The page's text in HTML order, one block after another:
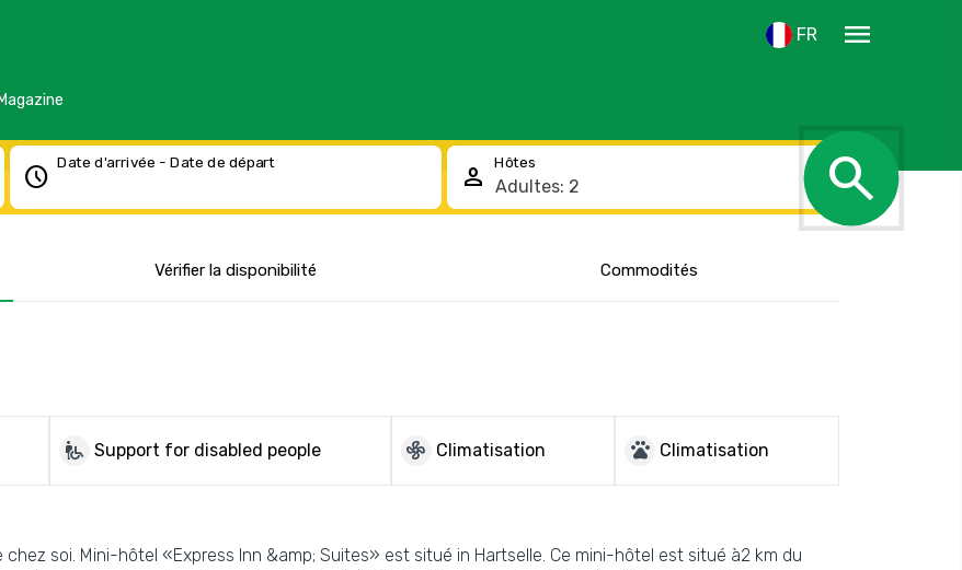
FR menu
Magazine
schedule Date d'arrivée - Date de départ person Hôtes search
Vérifier la disponibilité Commoditésl'emplacement
wheelchair_pickup Support for disabled people mode_fan Climatisation pets Climatisation
soi. Mini-hôtel «Express Inn &amp; Suites» est situé in Hartselle. Ce mini-hôtel est situé à2 km du